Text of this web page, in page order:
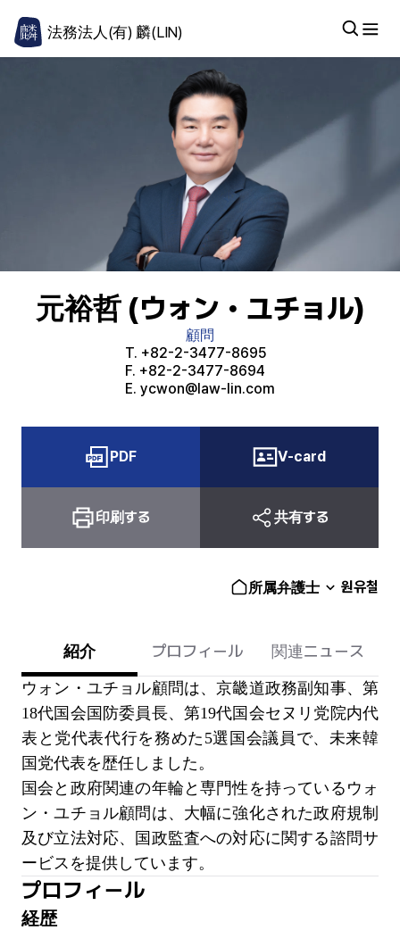
法務法人(有) 麟(LIN)
元裕哲 (ウォン・ユチョル)
顧問
T. +82-2-3477-8695
F. +82-2-3477-8694
E. ycwon@law-lin.com
PDF V-card
印刷する 共有する
所属弁護士 원유철
紹介 プロフィール 関連ニュース
ウォン・ユチョル顧問は、京畿道政務副知事、第
18代国会国防委員長、第19代国会セヌリ党院内代
表と党代表代行を務めた5選国会議員で、未来韓
国党代表を歴任しました。
国会と政府関連の年輪と専門性を持っているウォ
ン・ユチョル顧問は、大幅に強化された政府規制
及び立法対応、国政監査への対応に関する諮問サ
ービスを提供しています。
プロフィール
経歴